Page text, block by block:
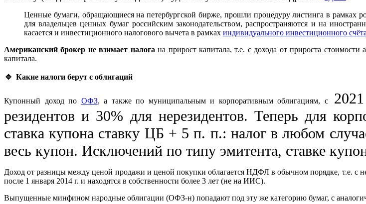
Ценные бумаги, обращающиеся на петербургской бирже, прошли процедуру листинга в рамках
для владельцев ценных бумаг российским законодательством, распространяются и на
касается и инвестиционного налогового вычета в рамках индивидуального инвестиционного
Американский брокер не взимает налогана прирост капитала, т.е. с дохода от прироста
капитала.
🔹 Какие налоги берут с облигаций
Купонный доход по ОФЗ, а также по муниципальным и корпоративным облигациям, с2021
резидентов и 30% для нерезидентов. Теперь для
ставка купона ставку ЦБ + 5 п. п.: налог в любом
весь купон. Исключений по типу эмитента, ставке
Доход от разницы между ценой продажи и ценой покупки облагается НДФЛ в обычном порядке, т.е. с
после 1 января 2014 г. и находятся в собственности более 3 лет (не на ИИС).
Выпущенные минфином народные облигации (ОФЗ-н) попадают под эту же категорию бумаг, с